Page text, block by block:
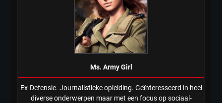
Ms. Army Girl
Ex-Defensie. Journalistieke opleiding. Geïnteresseerd in heel
diverse onderwerpen maar met een focus op sociaal-